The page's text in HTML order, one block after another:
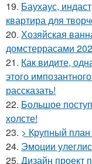
19. Баухаус,
квартира для
20. Хозяйская
домстеррасами
21. Как видите,
этого
рассказать!
22. Большое
холсте!
23. > Крупный
24. Эмоции
25. Дизайн проект